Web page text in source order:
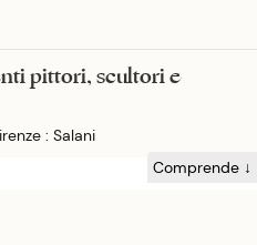
pittori, scultori e
: Salani
Comprende ↓